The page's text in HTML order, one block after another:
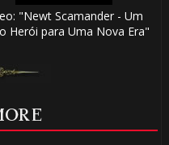
"Newt Scamander - Um
Herói para Uma Nova Era"